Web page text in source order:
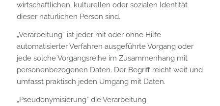
wirtschaftlichen, kulturellen oder sozialen Identität
dieser natürlichen Person sind.
„Verarbeitung“ ist jeder mit oder ohne Hilfe
automatisierter Verfahren ausgeführte Vorgang oder
jede solche Vorgangsreihe im Zusammenhang mit
personenbezogenen Daten. Der Begriff reicht weit und
umfasst praktisch jeden Umgang mit Daten.
„Pseudonymisierung“ die Verarbeitung